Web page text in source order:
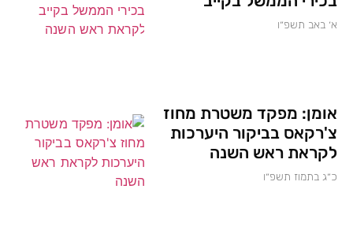
א׳ באב תשפ״ו
אומן: מפקד משטרת מחוז
צ'רקאס בביקור היערכות
לקראת ראש השנה
כ״ג בתמוז תשפ״ו